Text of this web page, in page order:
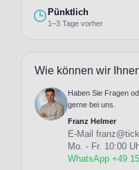
Pünktlich
1–3 Tage vorher
Wie können wir
Haben Sie Fragen
gerne bei uns.
Franz Helmer
E-Mail
Mo. - Fr. 10:00
WhatsApp +49